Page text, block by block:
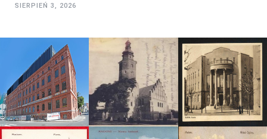
SIERPIEŃ 3, 2026